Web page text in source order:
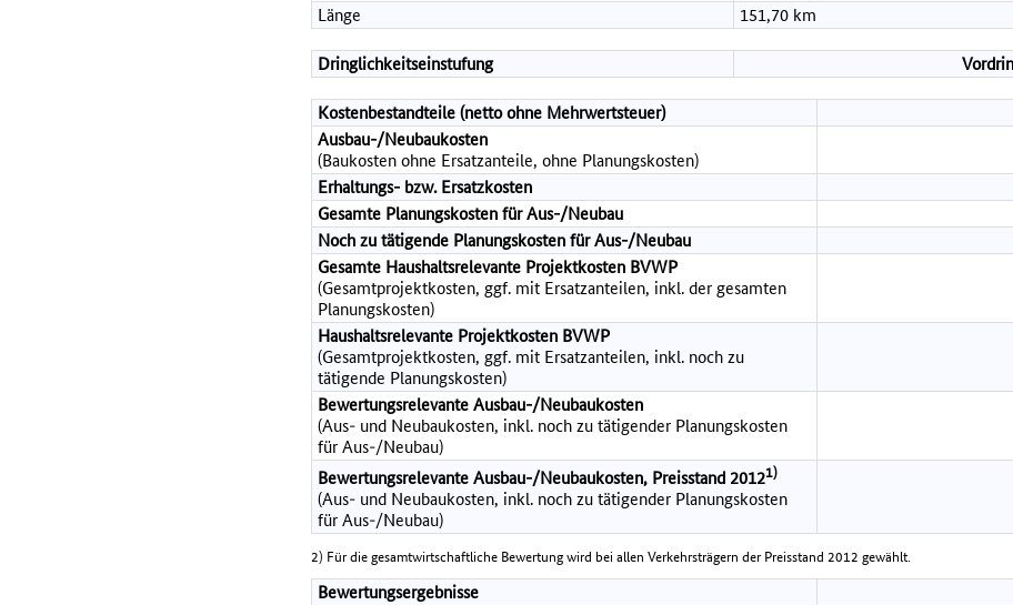
Länge
151,70 km
Dringlichkeitseinstufung
Kostenbestandteile (netto ohne Mehrwertsteuer)
Ausbau-/Neubaukosten
(Baukosten ohne Ersatzanteile, ohne Planungskosten)
Erhaltungs- bzw. Ersatzkosten
Gesamte Planungskosten für Aus-/Neubau
Noch zu tätigende Planungskosten für Aus-/Neubau
Gesamte Haushaltsrelevante Projektkosten BVWP
(Gesamtprojektkosten, ggf. mit Ersatzanteilen, inkl. der gesamten
Planungskosten)
Haushaltsrelevante Projektkosten BVWP
(Gesamtprojektkosten, ggf. mit Ersatzanteilen, inkl. noch zu
tätigende Planungskosten)
Bewertungsrelevante Ausbau-/Neubaukosten
(Aus- und Neubaukosten, inkl. noch zu tätigender Planungskosten
für Aus-/Neubau)
Bewertungsrelevante Ausbau-/Neubaukosten, Preisstand 20121)
(Aus- und Neubaukosten, inkl. noch zu tätigender Planungskosten
für Aus-/Neubau)
2) Für die gesamtwirtschaftliche Bewertung wird bei allen Verkehrsträgern der Preisstand 2012 gewählt.
Bewertungsergebnisse